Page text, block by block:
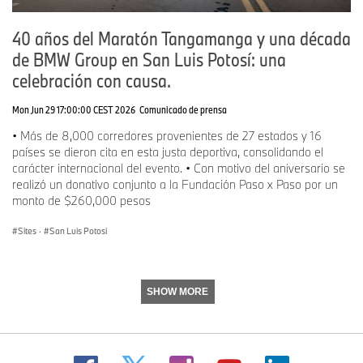
Como parte de este compromiso, su colaboración con Colonia
Juvenil ha beneficiado cada año a más de 50 estudiantes y 12
docentes, impactando en total a más de 600 personas mediante
mejoras en infraestructura tecnológica, equipamiento educativo,
instalación de paneles solares, programas de voluntariado en
Asimismo, desde 2017 BMW Group es aliado del Club de Niños y
Niñas, y en 2023 impulsó la apertura de un centro en Villa de
Reyes con una inversión de 11 millones de pesos, beneficiando
diariamente a más de 200 niñas y niños con programas
integrales de educación, desarrollo humano, deporte, arte y
la compañía ha contribuido al desarrollo integral de más de 4,000
niñas y niños mediante iniciativas enfocadas en educación,
40 años del Maratón Tangamanga y una década
de BMW Group en San Luis Potosí: una
celebración con causa.
Mon Jun 29 17:00:00 CEST 2026 Comunicado de prensa
• Más de 8,000 corredores provenientes de 27 estados y 16
países se dieron cita en esta justa deportiva, consolidando el
carácter internacional del evento. • Con motivo del aniversario se
realizó un donativo conjunto a la Fundación Paso x Paso por un
monto de $260,000 pesos
Sites · San Luis Potosi
SHOW MORE